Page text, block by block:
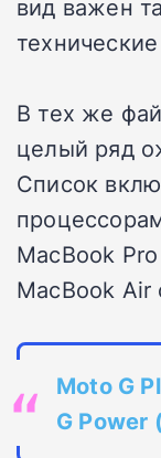
вид важен
В тех же
целый ряд
Список
MacBook
MacBook Air
Moto G
G Power